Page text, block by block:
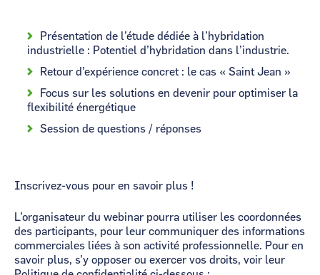
Présentation de l’étude dédiée à l’hybridation
industrielle : Potentiel d’hybridation dans l’industrie.​
Retour d’expérience concret : le cas « Saint Jean » ​
Focus sur les solutions en devenir pour optimiser la
flexibilité énergétique​
Session de questions / réponses​
Inscrivez-vous pour en savoir plus !
L’organisateur du webinar pourra utiliser les coordonnées
des participants, pour leur communiquer des informations
commerciales liées à son activité professionnelle. Pour en
savoir plus, s’y opposer ou exercer vos droits, voir leur